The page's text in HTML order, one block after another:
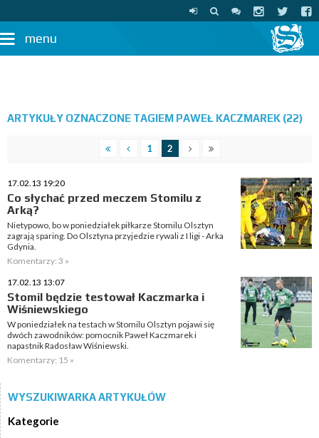
menu
ARTYKUŁY OZNACZONE TAGIEM PAWEŁ KACZMAREK (22)
1 2
17.02.13 19:20
Co słychać przed meczem Stomilu z
Arką?
Nietypowo, bo w poniedziałek piłkarze Stomilu Olsztyn
zagrają sparing. Do Olsztyna przyjedzie rywali z I ligi - Arka
Gdynia.
Komentarzy: 3 »
17.02.13 13:07
Stomil będzie testował Kaczmarka i
Wiśniewskiego
W poniedziałek na testach w Stomilu Olsztyn pojawi się
dwóch zawodników: pomocnik Paweł Kaczmarek i
napastnik Radosław Wiśniewski.
Komentarzy: 15 »
WYSZUKIWARKA ARTYKUŁÓW
Kategorie